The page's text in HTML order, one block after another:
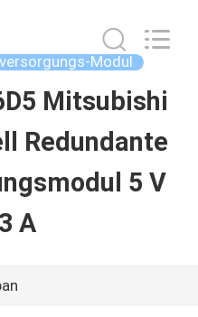
Modul
Mitsubishi
Redundante
5 V
A